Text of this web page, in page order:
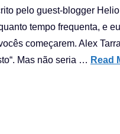
pelo guest-blogger
tempo frequenta, e
começarem. Alex
Mas não seria … Read